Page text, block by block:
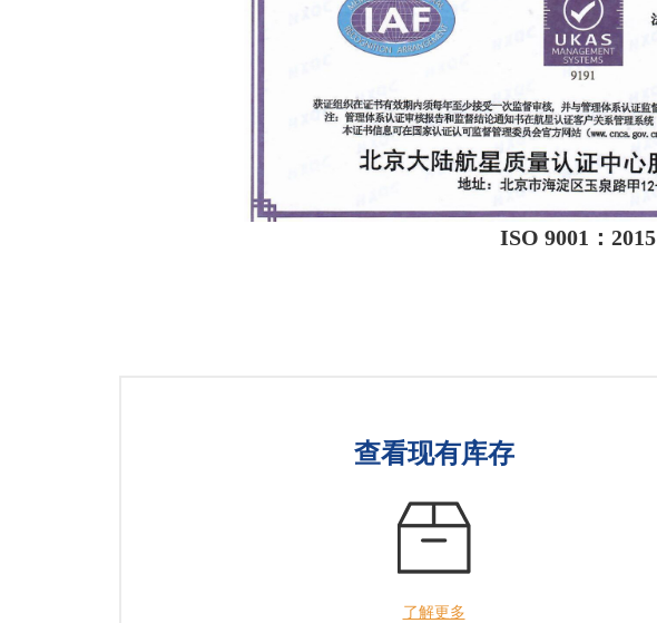
ISO 9001：2015
查看现有库存
了解更多